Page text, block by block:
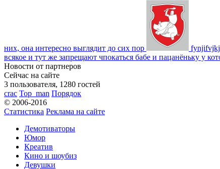
них, она интересно выглядит до сих пор
всякое и тут же запрещают чпокаться бабе и пацанёньку у
Новости от партнеров
Сейчас на сайте
3 пользователя, 1280 гостей
crac Top_man Порядок
© 2006-2016
Статистика Реклама на сайте
Демотиваторы
Юмор
Креатив
Кино и шоубиз
Девушки